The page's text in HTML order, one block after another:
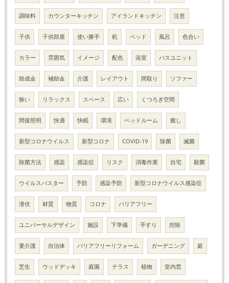
調味料 カウンターキッチン アイランドキッチン 注意
子供 子供部屋 使い勝手 机 ベッド 風呂 色合い
カラー 雰囲気 イメージ 配色 浴室 バスユニット
助成金 補助金 介護 レイアウト 間取り ソファー
狭い リラックス スペース 広い くつろぎ空間
間接照明 快適 快眠 環境 ベッドルーム 癒し
新型コロナウイルス 新型コロナ COVID-19 除菌 滅菌
除菌方法 感染 感染症 リスク 消毒作業 自宅 殺菌
ウイルスバスター 予防 感染予防 新型コロナウイルス感染症
潜伏 材質 物質 コロナ バリアフリー
ユニバーサルデザイン 施設 下準備 手すり 控除
要介護 自治体 バリアフリーリフォーム ガーデニング 庭
芝生 ウッドデッキ 庭園 テラス 植物 室内窓